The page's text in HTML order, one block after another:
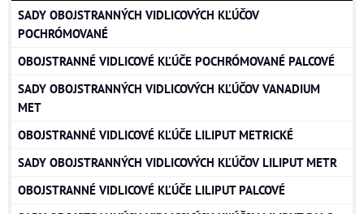
SADY OBOJSTRANNÝCH VIDLICOVÝCH KĽÚČOV
POCHRÓMOVANÉ
OBOJSTRANNÉ VIDLICOVÉ KĽÚČE POCHRÓMOVANÉ PALCOVÉ
SADY OBOJSTRANNÝCH VIDLICOVÝCH KĽÚČOV VANADIUM
MET
OBOJSTRANNÉ VIDLICOVÉ KĽÚČE LILIPUT METRICKÉ
SADY OBOJSTRANNÝCH VIDLICOVÝCH KĽÚČOV LILIPUT METR
OBOJSTRANNÉ VIDLICOVÉ KĽÚČE LILIPUT PALCOVÉ